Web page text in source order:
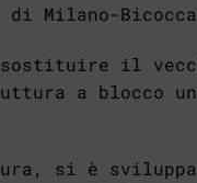
Milano-
sostituire il
a blocco
si è sviluppato